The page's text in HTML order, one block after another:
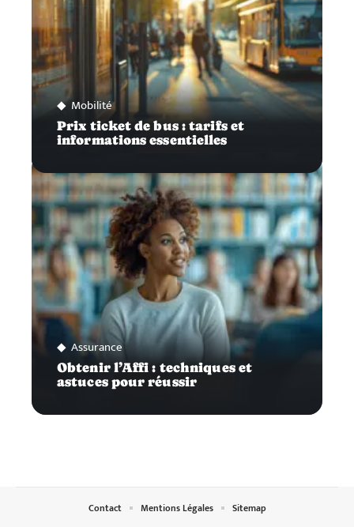
Mobilité
Prix ticket de bus : tarifs et
informations essentielles
Assurance
Obtenir l’Affi : techniques et
astuces pour réussir
Contact Mentions Légales Sitemap